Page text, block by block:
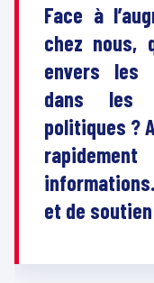
Face à
chez nous,
envers les
dans les
politiques ?
et de